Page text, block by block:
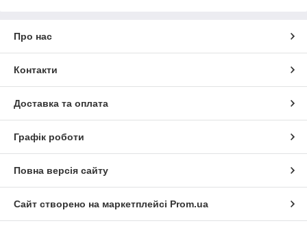
Про нас
Контакти
Доставка та оплата
Графік роботи
Повна версія сайту
Сайт створено на маркетплейсі Prom.ua